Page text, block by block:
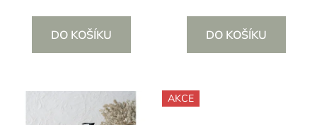
5,0
z
DO KOŠÍKU DO KOŠÍKU
AKCE